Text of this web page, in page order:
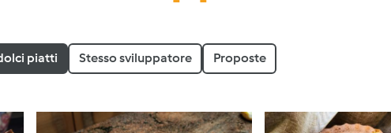
piatti Stesso sviluppatore Proposte